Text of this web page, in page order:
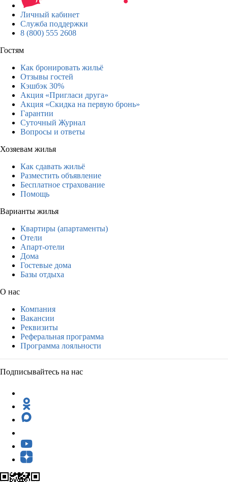
Личный кабинет
Служба поддержки
8 (800) 555 2608
Гостям
Как бронировать жильё
Отзывы гостей
Кэшбэк 30%
Акция «Пригласи друга»
Акция «Скидка на первую бронь»
Гарантии
Суточный Журнал
Вопросы и ответы
Хозяевам жилья
Как сдавать жильё
Разместить объявление
Бесплатное страхование
Помощь
Варианты жилья
Квартиры (апартаменты)
Отели
Апарт-отели
Дома
Гостевые дома
Базы отдыха
О нас
Компания
Вакансии
Реквизиты
Реферальная программа
Программа лояльности
Подписывайтесь на нас